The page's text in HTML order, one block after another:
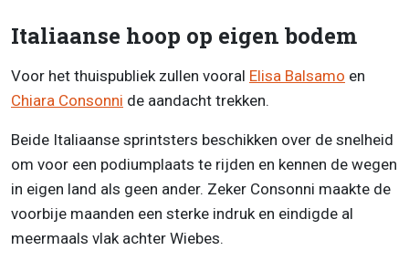
Italiaanse hoop op eigen bodem
Voor het thuispubliek zullen vooral Elisa Balsamo en
Chiara Consonni de aandacht trekken.
Beide Italiaanse sprintsters beschikken over de snelheid
om voor een podiumplaats te rijden en kennen de wegen
in eigen land als geen ander. Zeker Consonni maakte de
voorbije maanden een sterke indruk en eindigde al
meermaals vlak achter Wiebes.